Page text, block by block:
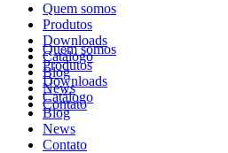
Quem somos
Produtos
Downloads
Catálogo
Blog
News
Contato
Quem somos
Produtos
Downloads
Catálogo
Blog
News
Contato